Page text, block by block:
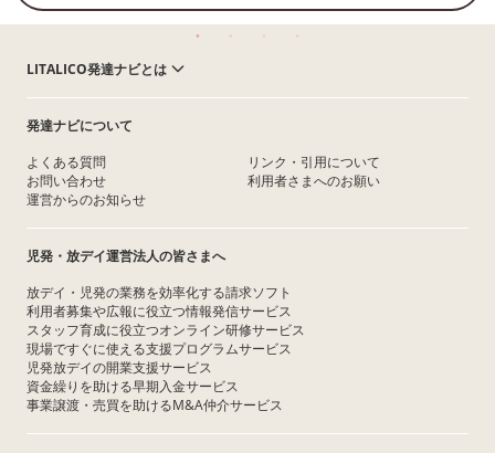
LITALICO発達ナビとは
発達ナビについて
よくある質問
お問い合わせ
運営からのお知らせ
リンク・引用について
利用者さまへのお願い
児発・放デイ運営法人の皆さまへ
放デイ・児発の業務を効率化する請求ソフト
利用者募集や広報に役立つ情報発信サービス
スタッフ育成に役立つオンライン研修サービス
現場ですぐに使える支援プログラムサービス
児発放デイの開業支援サービス
資金繰りを助ける早期入金サービス
事業譲渡・売買を助けるM&A仲介サービス